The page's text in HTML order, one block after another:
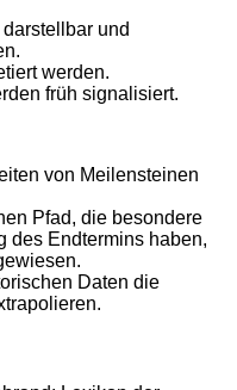
und
werden.
früh signalisiert.
von Meilensteinen
Pfad, die besondere
des Endtermins haben,
Daten die